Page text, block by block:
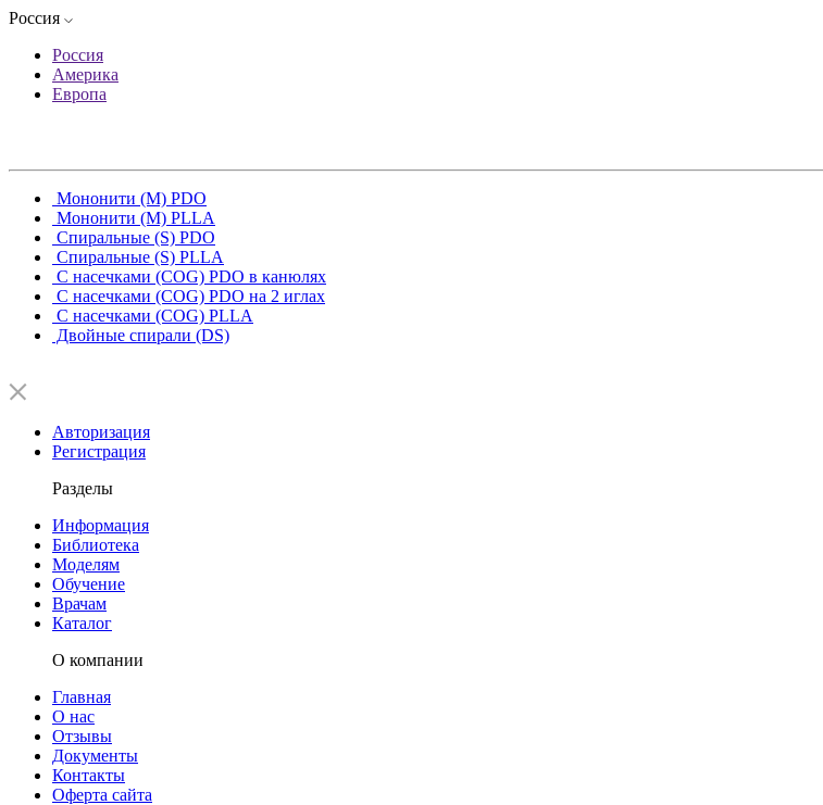
Россия
Россия
Америка
Европа
Мононити (M) PDO
Мононити (M) PLLA
Спиральные (S) PDO
Спиральные (S) PLLA
С насечками (COG) PDO в канюлях
С насечками (COG) PDO на 2 иглах
С насечками (COG) PLLA
Двойные спирали (DS)
Авторизация
Регистрация
Разделы
Информация
Библиотека
Моделям
Обучение
Врачам
Каталог
О компании
Главная
О нас
Отзывы
Документы
Контакты
Оферта сайта